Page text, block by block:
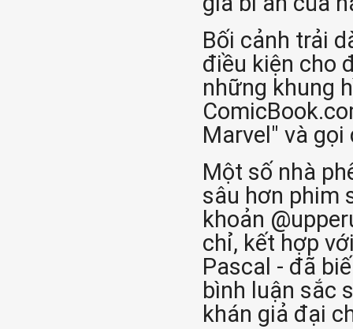
Bối cảnh trải
điều kiện cho
những khung
Marvel" và
Một số nhà
sâu hơn phim
khoản
chỉ, kết hợp
Pascal - đã
bình luận sắc
khán giả đại